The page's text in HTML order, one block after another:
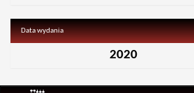
Data wydania
2020